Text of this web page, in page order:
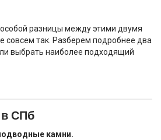
разницы между этими двумя
совсем так. Разберем подробнее два
выбрать наиболее подходящий
СПб
камни.